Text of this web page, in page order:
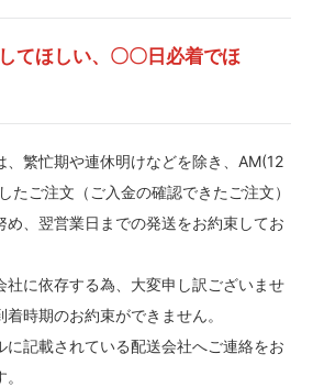
てほしい、〇〇日必着でほ
、繁忙期や連休明けなどを除き、AM(12
たご注文（ご入金の確認できたご注文）
め、翌営業日までの発送をお約束してお
社に依存する為、大変申し訳ございませ
着時期のお約束ができません。
に記載されている配送会社へご連絡をお